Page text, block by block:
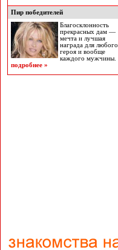
Пир победителей
Благосклонность
прекрасных дам —
мечта и лучшая
награда для любого
героя и вообще
каждого мужчины.
подробнее »